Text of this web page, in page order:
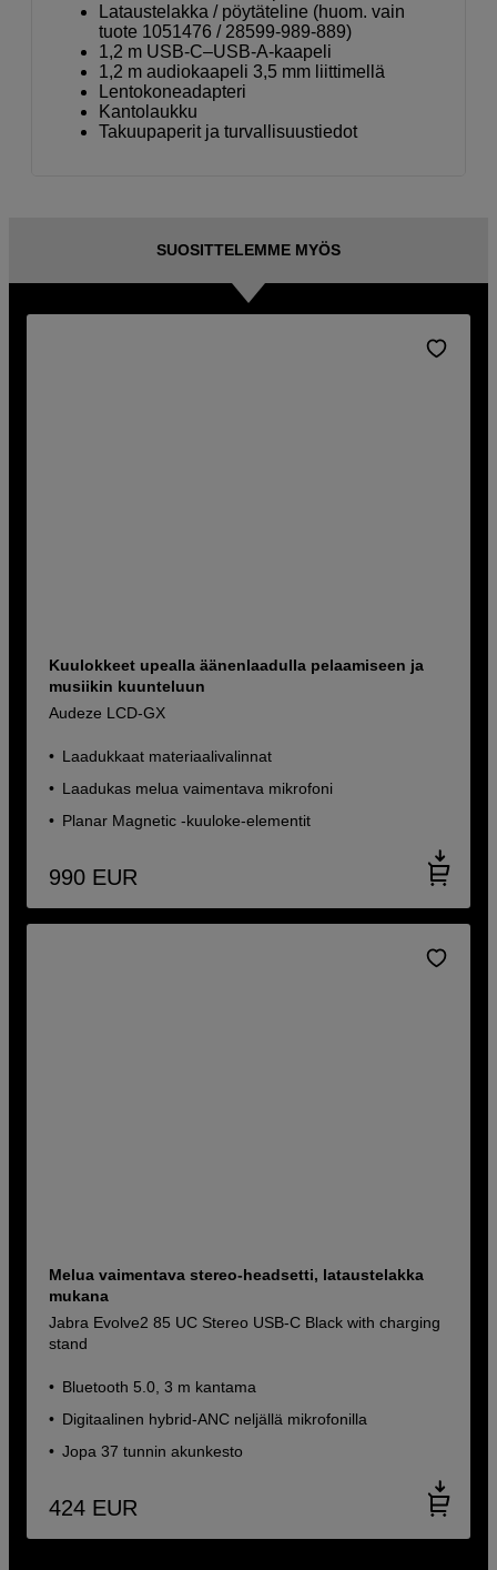
Lataustelakka / pöytäteline (huom. vain
tuote 1051476 / 28599-989-889)
1,2 m USB-C–USB-A-kaapeli
1,2 m audiokaapeli 3,5 mm liittimellä
Lentokoneadapteri
Kantolaukku
Takuupaperit ja turvallisuustiedot
SUOSITTELEMME MYÖS
Kuulokkeet upealla äänenlaadulla pelaamiseen ja
musiikin kuunteluun
Audeze LCD-GX
Laadukkaat materiaalivalinnat
Laadukas melua vaimentava mikrofoni
Planar Magnetic -kuuloke-elementit
990 EUR
Melua vaimentava stereo-headsetti, lataustelakka
mukana
Jabra Evolve2 85 UC Stereo USB-C Black with charging
stand
Bluetooth 5.0, 3 m kantama
Digitaalinen hybrid-ANC neljällä mikrofonilla
Jopa 37 tunnin akunkesto
424 EUR